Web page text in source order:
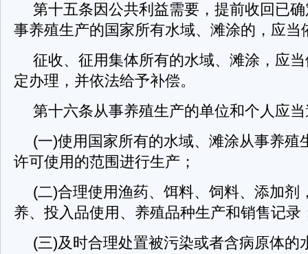
第十五条因公共利益需要，提前收回已
事养殖生产的国家所有水域、滩涂的，应当
征收、征用集体所有的水域、滩涂，应
定办理，并依法给予补偿。
第十六条从事养殖生产的单位和个人应
(一)使用国家所有的水域、滩涂从事养殖
许可使用的范围进行生产；
(二)合理使用渔药、饵料、饲料、添加剂
养、投入品使用、养殖品种生产和销售记录
(三)及时合理处置被污染或者含病原体的